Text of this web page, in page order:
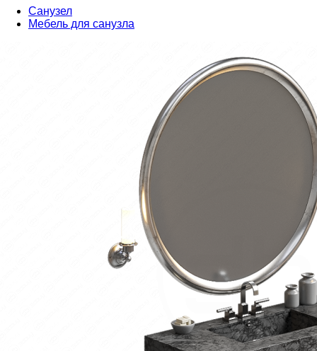
Санузел
Мебель для санузла